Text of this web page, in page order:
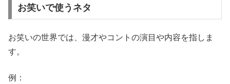
お笑いで使うネタ
お笑いの世界では、漫才やコントの演目や内容を指しま
す。
例：